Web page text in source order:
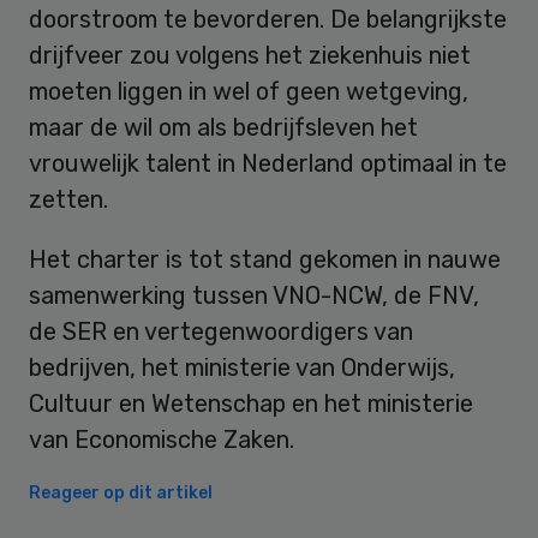
doorstroom te bevorderen. De belangrijkste
drijfveer zou volgens het ziekenhuis niet
moeten liggen in wel of geen wetgeving,
maar de wil om als bedrijfsleven het
vrouwelijk talent in Nederland optimaal in te
zetten.
Het charter is tot stand gekomen in nauwe
samenwerking tussen VNO-NCW, de FNV,
de SER en vertegenwoordigers van
bedrijven, het ministerie van Onderwijs,
Cultuur en Wetenschap en het ministerie
van Economische Zaken.
Reageer op dit artikel